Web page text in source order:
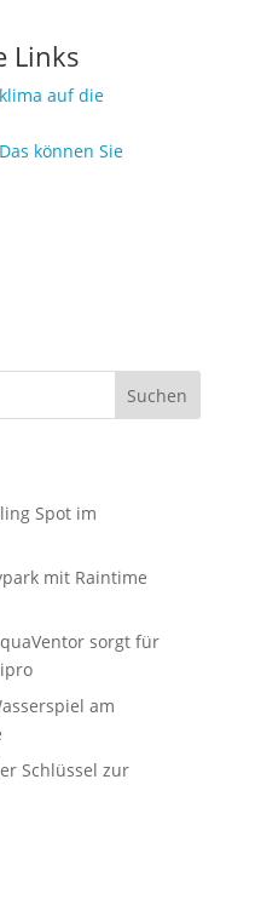
Links
auf die
können Sie
Suchen
Spot im
mit Raintime
sorgt für
am
Schlüssel zur